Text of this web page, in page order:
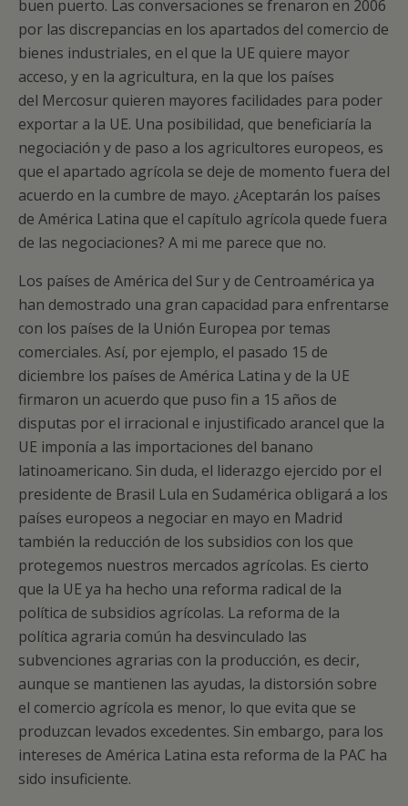
buen puerto. Las conversaciones se frenaron en 2006
por las discrepancias en los apartados del comercio de
bienes industriales, en el que la UE quiere mayor
acceso, y en la agricultura, en la que los países
del Mercosur quieren mayores facilidades para poder
exportar a la UE. Una posibilidad, que beneficiaría la
negociación y de paso a los agricultores europeos, es
que el apartado agrícola se deje de momento fuera del
acuerdo en la cumbre de mayo. ¿Aceptarán los países
de América Latina que el capítulo agrícola quede fuera
de las negociaciones? A mi me parece que no.
Los países de América del Sur y de Centroamérica ya
han demostrado una gran capacidad para enfrentarse
con los países de la Unión Europea por temas
comerciales. Así, por ejemplo, el pasado 15 de
diciembre los países de América Latina y de la UE
firmaron un acuerdo que puso fin a 15 años de
disputas por el irracional e injustificado arancel que la
UE imponía a las importaciones del banano
latinoamericano. Sin duda, el liderazgo ejercido por el
presidente de Brasil Lula en Sudamérica obligará a los
países europeos a negociar en mayo en Madrid
también la reducción de los subsidios con los que
protegemos nuestros mercados agrícolas. Es cierto
que la UE ya ha hecho una reforma radical de la
política de subsidios agrícolas. La reforma de la
política agraria común ha desvinculado las
subvenciones agrarias con la producción, es decir,
aunque se mantienen las ayudas, la distorsión sobre
el comercio agrícola es menor, lo que evita que se
produzcan levados excedentes. Sin embargo, para los
intereses de América Latina esta reforma de la PAC ha
sido insuficiente.